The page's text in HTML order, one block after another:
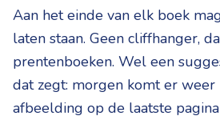
Aan het einde van elk boek
laten staan. Geen cliffhanger,
prentenboeken. Wel een
dat zegt: morgen komt er weer
afbeelding op de laatste